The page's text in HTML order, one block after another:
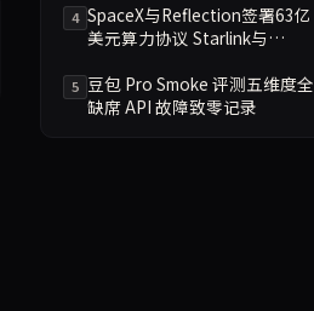
4 SpaceX与Reflection签署63亿
美元算力协议 Starlink与
5 豆包 Pro Smoke 评测五维度全
缺席 API 故障致零记录